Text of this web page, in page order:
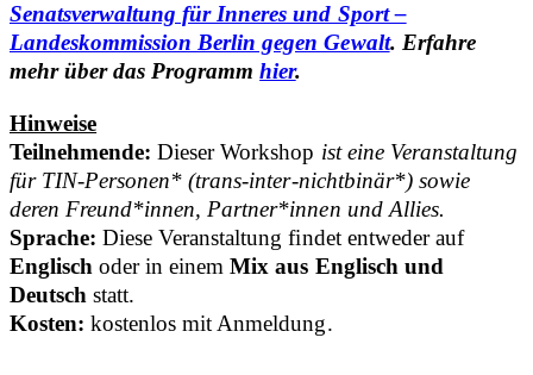
Senatsverwaltung für Inneres und Sport –
Landeskommission Berlin gegen Gewalt. Erfahre
mehr über das Programmhier.
Hinweise
Teilnehmende: Dieser Workshop ist eine Veranstaltung
für TIN-Personen* (trans-inter-nichtbinär*) sowie
deren Freund*innen, Partner*innen und Allies.
Sprache: Diese Veranstaltung findet entweder auf
Englisch oder in einemMix aus Englisch und
Deutsch statt.
Kosten: kostenlos mit Anmeldung.